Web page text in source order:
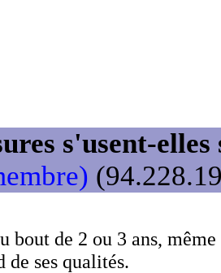
s'usent-
bout de 2 ou 3 ans, même
de ses qualités.